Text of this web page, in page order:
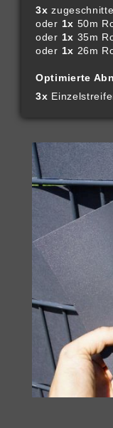
3x
oder 1x 50m
oder 1x 35m
oder 1x 26m
Optimierte
3x